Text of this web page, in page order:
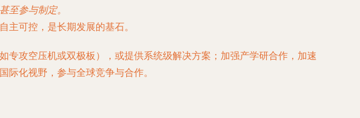
至参与制定。
主可控，是长期发展的基石。
专攻空压机或双极板），或提供系统级解决方案；加强产学研合作，加速
化视野，参与全球竞争与合作。